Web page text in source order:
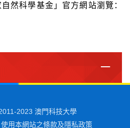
然科學基金」官方網站瀏覽：
2023 澳門科技大學
用本網站之條款及隱私政策